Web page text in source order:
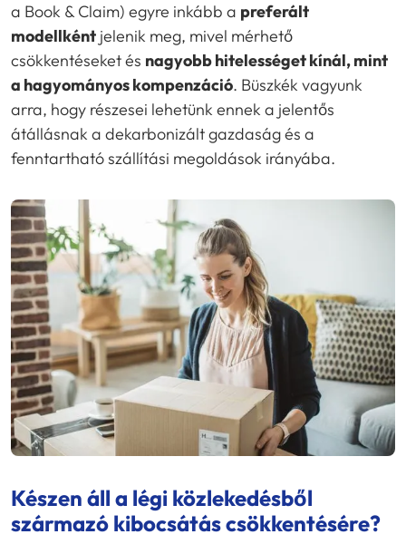
a Book & Claim) egyre inkább a preferált
modellként jelenik meg, mivel mérhető
csökkentéseket és nagyobb hitelességet kínál, mint
a hagyományos kompenzáció. Büszkék vagyunk
arra, hogy részesei lehetünk ennek a jelentős
átállásnak a dekarbonizált gazdaság és a
fenntartható szállítási megoldások irányába.
Készen áll a légi közlekedésből
származó kibocsátás csökkentésére?